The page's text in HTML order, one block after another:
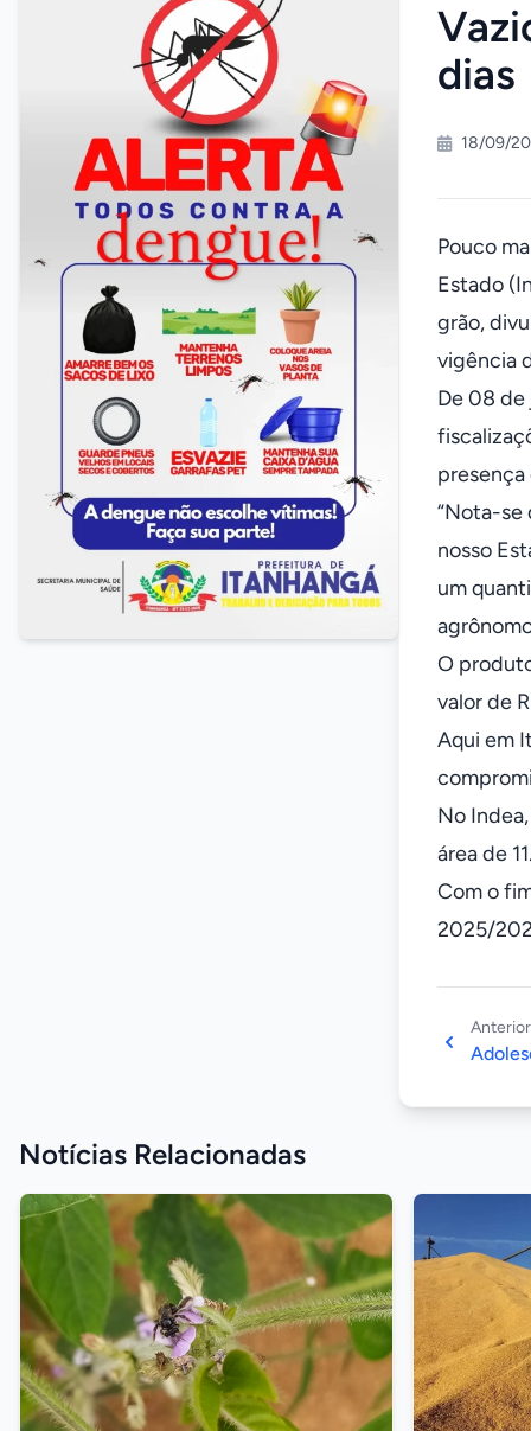
dias
18/09/
Pouco
Estado
grão,
vigência
De 08 de
presença
“Nota-se
nosso
um
O
valor de
Aqui em
No
área de
Com o
2025/
Anterior
Notícias Relacionadas